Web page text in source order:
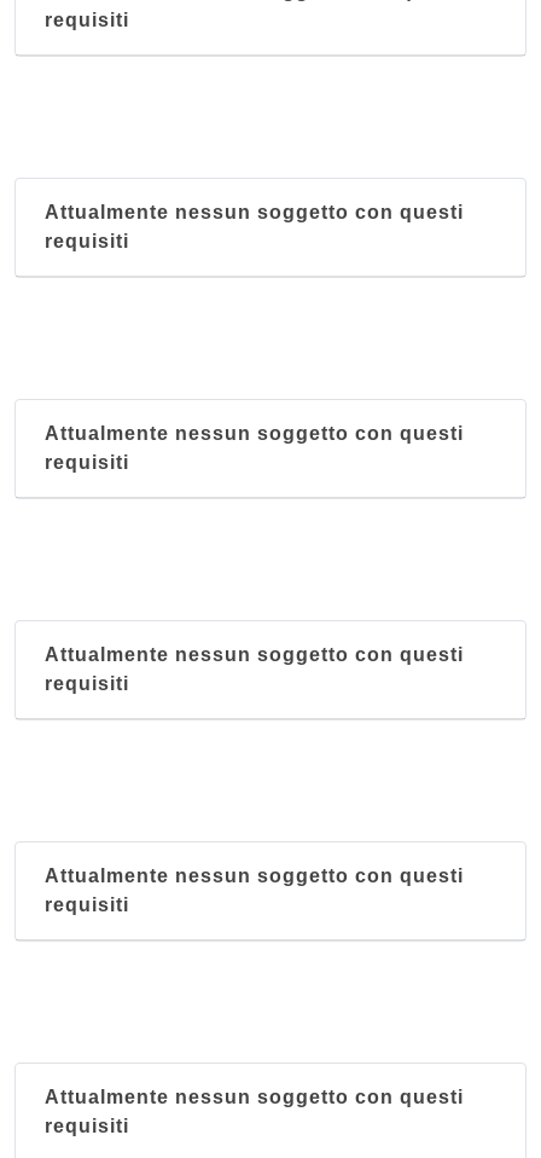
requisiti
Attualmente nessun soggetto con questi
requisiti
Attualmente nessun soggetto con questi
requisiti
Attualmente nessun soggetto con questi
requisiti
Attualmente nessun soggetto con questi
requisiti
Attualmente nessun soggetto con questi
requisiti